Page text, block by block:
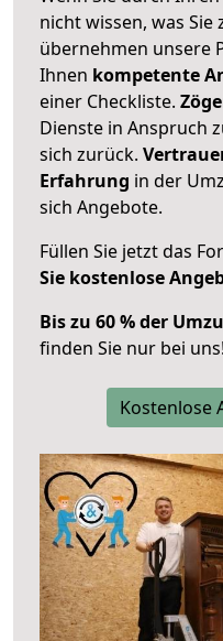
nicht wissen, was
übernehmen unsere
Ihnen kompetente
einer Checkliste.
Dienste in Anspruch
sich zurück.
Erfahrung in der
sich Angebote.
Füllen Sie jetzt das
Sie kostenlose
Bis zu 60 % der
finden Sie nur bei uns!
Kostenlose